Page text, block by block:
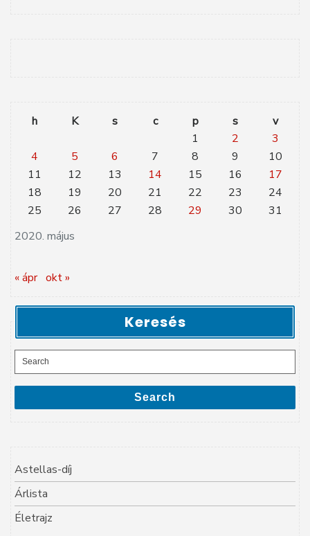
2020. május
h K s c p s
v
1
2
3
4
5 6 7 8 9
10
11
12 13 14 15 16
17
18
19 20 21 22 23
24
25
26 27 28 29 30 31
« ápr okt »
Keresés
Search
for:
Search
Astellas-díj
Árlista
Életrajz